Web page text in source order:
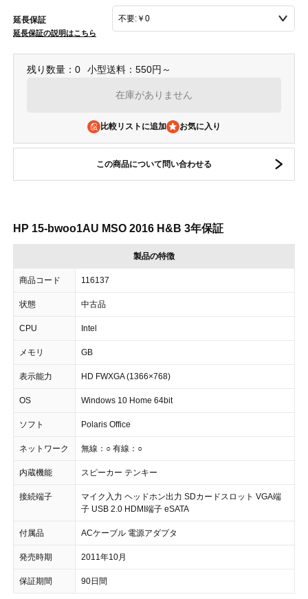
延長保証
延長保証の説明はこちら
残り数量：0 小型送料：550円～
在庫がありません
比較リストに追加
この商品について問い合わせる
HP 15-bwoo1AU MSO 2016 H&B 3年保証
製品の特徴
商品コード 116137
状態 中古品
CPU Intel
メモリ GB
表示能力 HD FWXGA (1366×768)
OS Windows 10 Home 64bit
ソフト Polaris Office
ネットワーク 無線：○ 有線：○
内蔵機能 スピーカー テンキー
接続端子
マイク入力 ヘッドホン出力 SDカードスロット VGA端
子 USB 2.0 HDMI端子 eSATA
付属品 ACケーブル 電源アダプタ
発売時期 2011年10月
保証期間 90日間